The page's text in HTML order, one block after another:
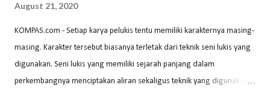
August 21, 2020
KOMPAS.com - Setiap karya pelukis tentu memiliki karakternya masing-
masing. Karakter tersebut biasanya terletak dari teknik seni lukis yang
digunakan. Seni lukis yang memiliki sejarah panjang dalam
perkembangnya menciptakan aliran sekaligus teknik yang digunakan.